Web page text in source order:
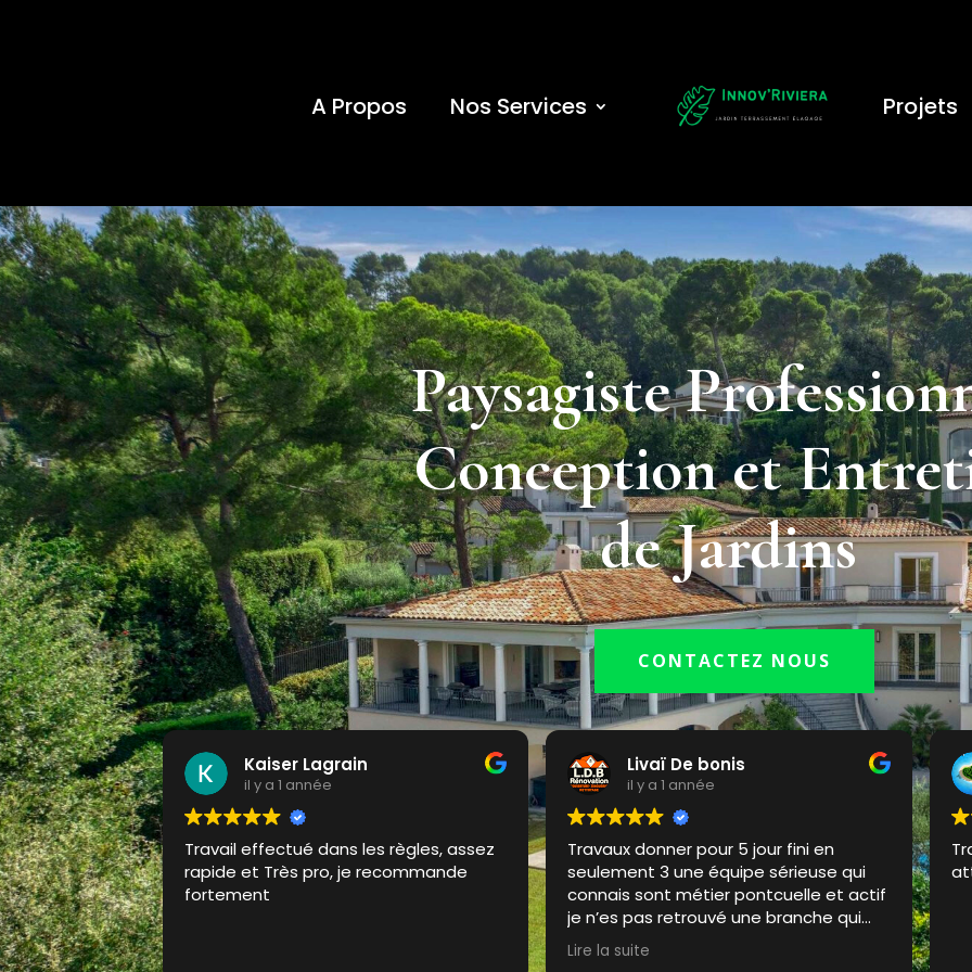
A Propos Nos Services Projets
Paysagiste
Conception et
de Jardins
CONTACTEZ NOUS
assez
Livaï De bonis
il y a 1 année
Travaux donner pour 5 jour fini en
seulement 3 une équipe sérieuse qui
connais sont métier pontcuelle et actif
Christine Scotti
il y a 1 année
Travail très bien effectué, avec des prix
attractifs.